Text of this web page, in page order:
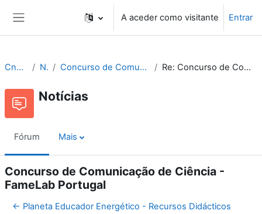
A aceder como visitante Entrar
Cne Recursos Notícias Concurso de Comunicação de Ciência - FameLab Portugal Re: Concurso de Comunicação de Ciência - FameLab Portugal
Notícias
Fórum Mais
Concurso de Comunicação de Ciência -
FameLab Portugal
← Planeta Educador Energético - Recursos Didácticos